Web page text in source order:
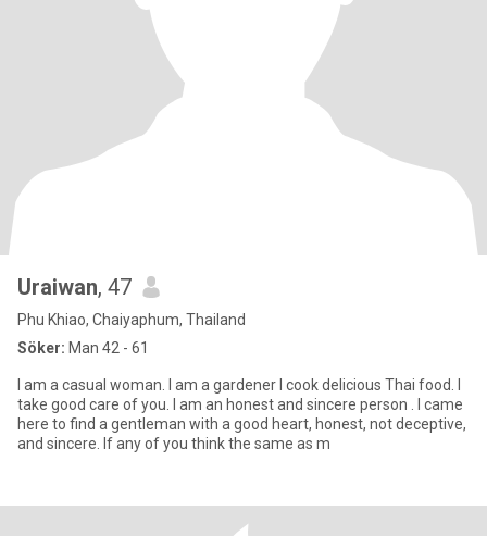
Uraiwan, 47
Phu Khiao, Chaiyaphum, Thailand
Söker: Man 42 - 61
I am a casual woman. I am a gardener I cook delicious Thai food. I
take good care of you. I am an honest and sincere person . I came
here to find a gentleman with a good heart, honest, not deceptive,
and sincere. If any of you think the same as m